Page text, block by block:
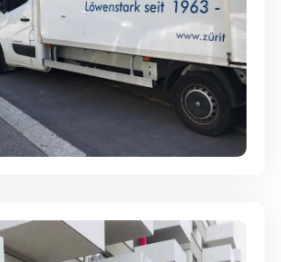
- Für Privatumzüge